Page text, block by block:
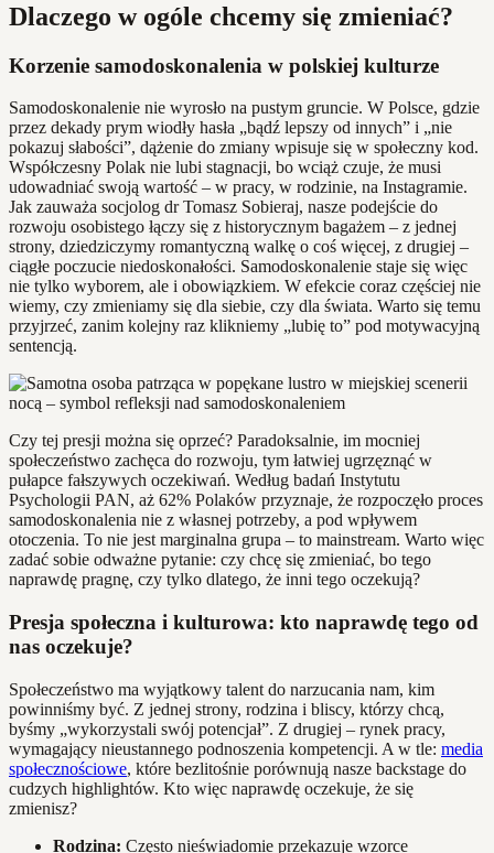
Dlaczego w ogóle chcemy się zmieniać?
Korzenie samodoskonalenia w polskiej kulturze
Samodoskonalenie nie wyrosło na pustym gruncie. W Polsce, gdzie
przez dekady prym wiodły hasła „bądź lepszy od innych” i „nie
pokazuj słabości”, dążenie do zmiany wpisuje się w społeczny kod.
Współczesny Polak nie lubi stagnacji, bo wciąż czuje, że musi
udowadniać swoją wartość – w pracy, w rodzinie, na Instagramie.
Jak zauważa socjolog dr Tomasz Sobieraj, nasze podejście do
rozwoju osobistego łączy się z historycznym bagażem – z jednej
strony, dziedziczymy romantyczną walkę o coś więcej, z drugiej –
ciągłe poczucie niedoskonałości. Samodoskonalenie staje się więc
nie tylko wyborem, ale i obowiązkiem. W efekcie coraz częściej nie
wiemy, czy zmieniamy się dla siebie, czy dla świata. Warto się temu
przyjrzeć, zanim kolejny raz klikniemy „lubię to” pod motywacyjną
sentencją.
Czy tej presji można się oprzeć? Paradoksalnie, im mocniej
społeczeństwo zachęca do rozwoju, tym łatwiej ugrzęznąć w
pułapce fałszywych oczekiwań. Według badań Instytutu
Psychologii PAN, aż 62% Polaków przyznaje, że rozpoczęło proces
samodoskonalenia nie z własnej potrzeby, a pod wpływem
otoczenia. To nie jest marginalna grupa – to mainstream. Warto więc
zadać sobie odważne pytanie: czy chcę się zmieniać, bo tego
naprawdę pragnę, czy tylko dlatego, że inni tego oczekują?
Presja społeczna i kulturowa: kto naprawdę tego od
nas oczekuje?
Społeczeństwo ma wyjątkowy talent do narzucania nam, kim
powinniśmy być. Z jednej strony, rodzina i bliscy, którzy chcą,
byśmy „wykorzystali swój potencjał”. Z drugiej – rynek pracy,
wymagający nieustannego podnoszenia kompetencji. A w tle: media
społecznościowe, które bezlitośnie porównują nasze backstage do
cudzych highlightów. Kto więc naprawdę oczekuje, że się
zmienisz?
Rodzina: Często nieświadomie przekazuje wzorce